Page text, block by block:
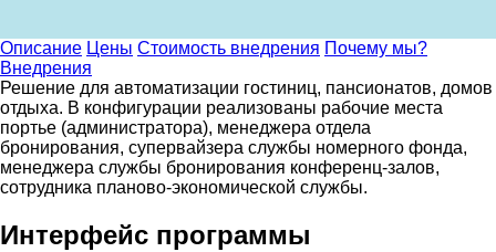
Описание Цены Стоимость внедрения Почему мы?
Внедрения
Решение для автоматизации гостиниц, пансионатов, домов
отдыха. В конфигурации реализованы рабочие места
портье (администратора), менеджера отдела
бронирования, супервайзера службы номерного фонда,
менеджера службы бронирования конференц-залов,
сотрудника планово-экономической службы.
Интерфейс программы